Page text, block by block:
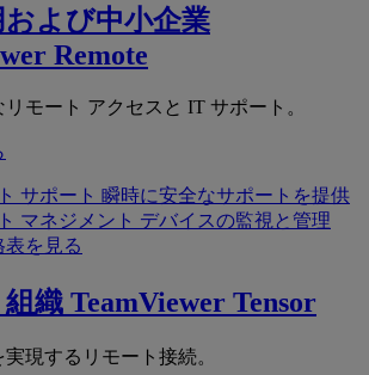
よび中小企業
Remote
モート アクセスと IT サポート。
サポート 瞬時に安全なサポートを提供
マネジメント デバイスの監視と管理
表を見る
織 TeamViewer Tensor
現するリモート接続。